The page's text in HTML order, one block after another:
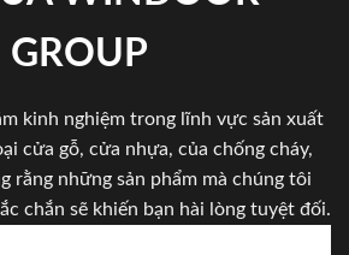
GROUP
kinh nghiệm trong lĩnh vực sản xuất
cửa gỗ, cửa nhựa, của chống cháy,
rằng những sản phẩm mà chúng tôi
chắn sẽ khiến bạn hài lòng tuyệt đối.